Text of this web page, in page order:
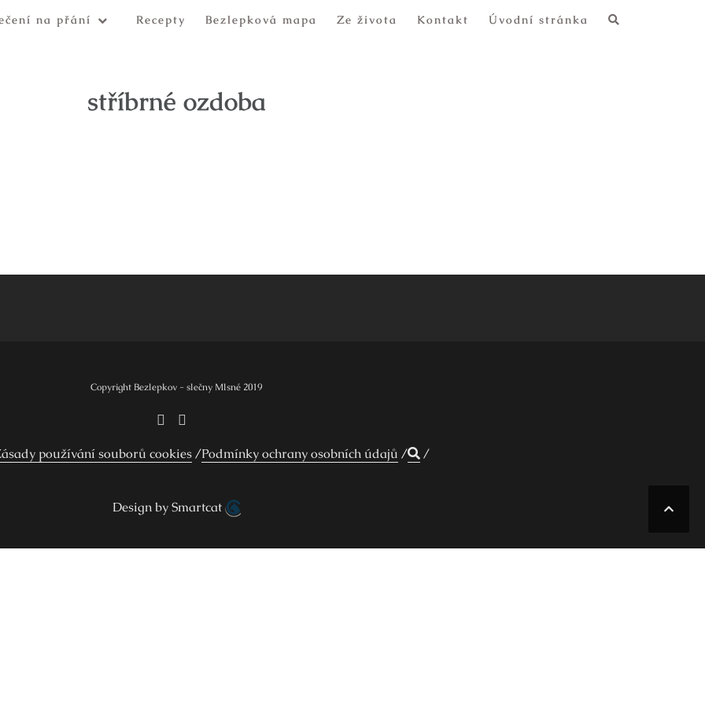
na přání Recepty Bezlepková mapa Ze života Kontakt Úvodní stránka
stříbrné ozdoba
Copyright Bezlepkov - slečny Mlsné 2019
používání souborů cookies Podmínky ochrany osobních údajů
Design by Smartcat